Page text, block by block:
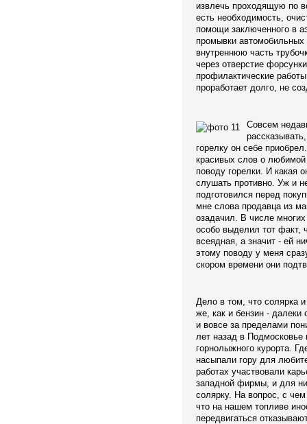
извлечь проходящую по
есть необходимость,
помощи заключенного в
промывки автомобильных
внутреннюю часть
через отверстие
профилактические
проработает долго, не
Совсем
горелку он себе
красивых слов о
поводу горелки. И какая
слушать противно. Уж и
подготовился перед
мне слова продавца из
озадачил. В числе
особо выделил тот факт,
всеядная, а значит - ей
этому поводу у меня
скором времени они
Дело в том, что солярка и
же, как и бензин - далеки
и вовсе за пределами
лет назад в Подмосковье
горнолыжного курорта.
насыпали гору для
работах участвовали
западной фирмы, и для
солярку. На вопрос, с
что на нашем топливе
передвигаться